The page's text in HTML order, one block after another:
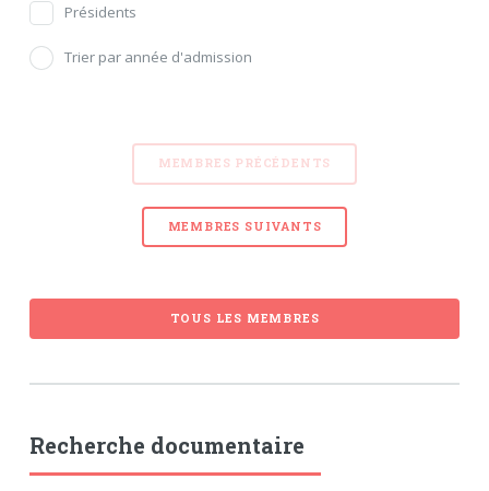
Présidents
Trier par année d'admission
MEMBRES PRÉCÉDENTS
MEMBRES SUIVANTS
TOUS LES MEMBRES
Recherche documentaire